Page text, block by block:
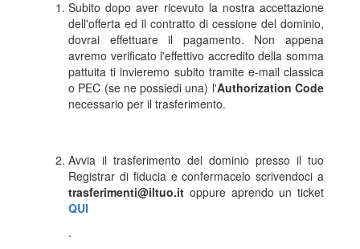
Subito dopo aver ricevuto la nostra accettazione
dell'offerta ed il contratto di cessione del dominio,
dovrai effettuare il pagamento. Non appena
avremo verificato l'effettivo accredito della somma
pattuita ti invieremo subito tramite e-mail classica
o PEC (se ne possiedi una) l'Authorization Code
necessario per il trasferimento.
Avvia il trasferimento del dominio presso il tuo
Registrar di fiducia e confermacelo scrivendoci a
trasferimenti@iltuo.it oppure aprendo un ticket
QUI
.